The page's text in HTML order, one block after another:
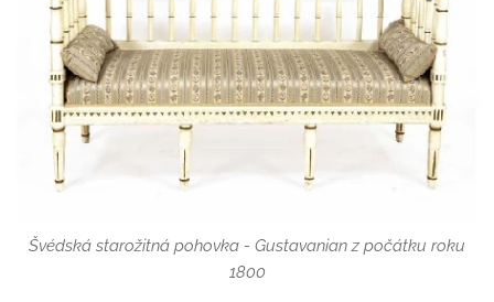
Švédská starožitná pohovka - Gustavanian z počátku roku
1800